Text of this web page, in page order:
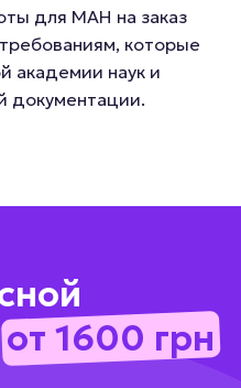
для МАН на заказ
которые
академии наук и
документации.
от 1600 грн